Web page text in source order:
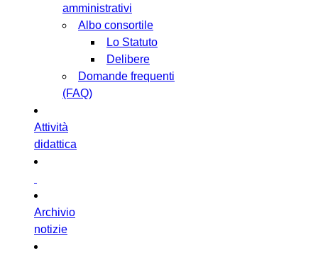
amministrativi
Albo consortile
Lo Statuto
Delibere
Domande frequenti
(FAQ)
Attività
didattica
Archivio
notizie